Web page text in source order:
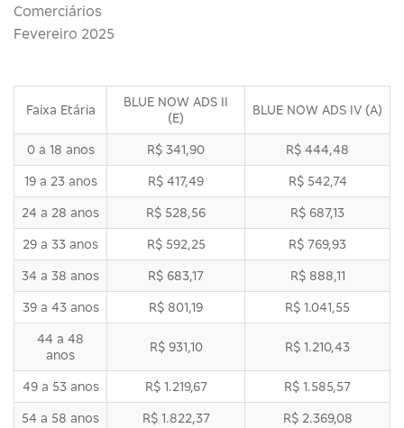
Comerciários
Fevereiro 2025
Faixa Etária
BLUE NOW ADS II
(E)
BLUE NOW ADS IV (A)
0 a 18 anos R$ 341,90 R$ 444,48
19 a 23 anos R$ 417,49 R$ 542,74
24 a 28 anos R$ 528,56 R$ 687,13
29 a 33 anos R$ 592,25 R$ 769,93
34 a 38 anos R$ 683,17 R$ 888,11
39 a 43 anos R$ 801,19 R$ 1.041,55
44 a 48
anos
R$ 931,10 R$ 1.210,43
49 a 53 anos R$ 1.219,67 R$ 1.585,57
54 a 58 anos R$ 1.822,37 R$ 2.369,08